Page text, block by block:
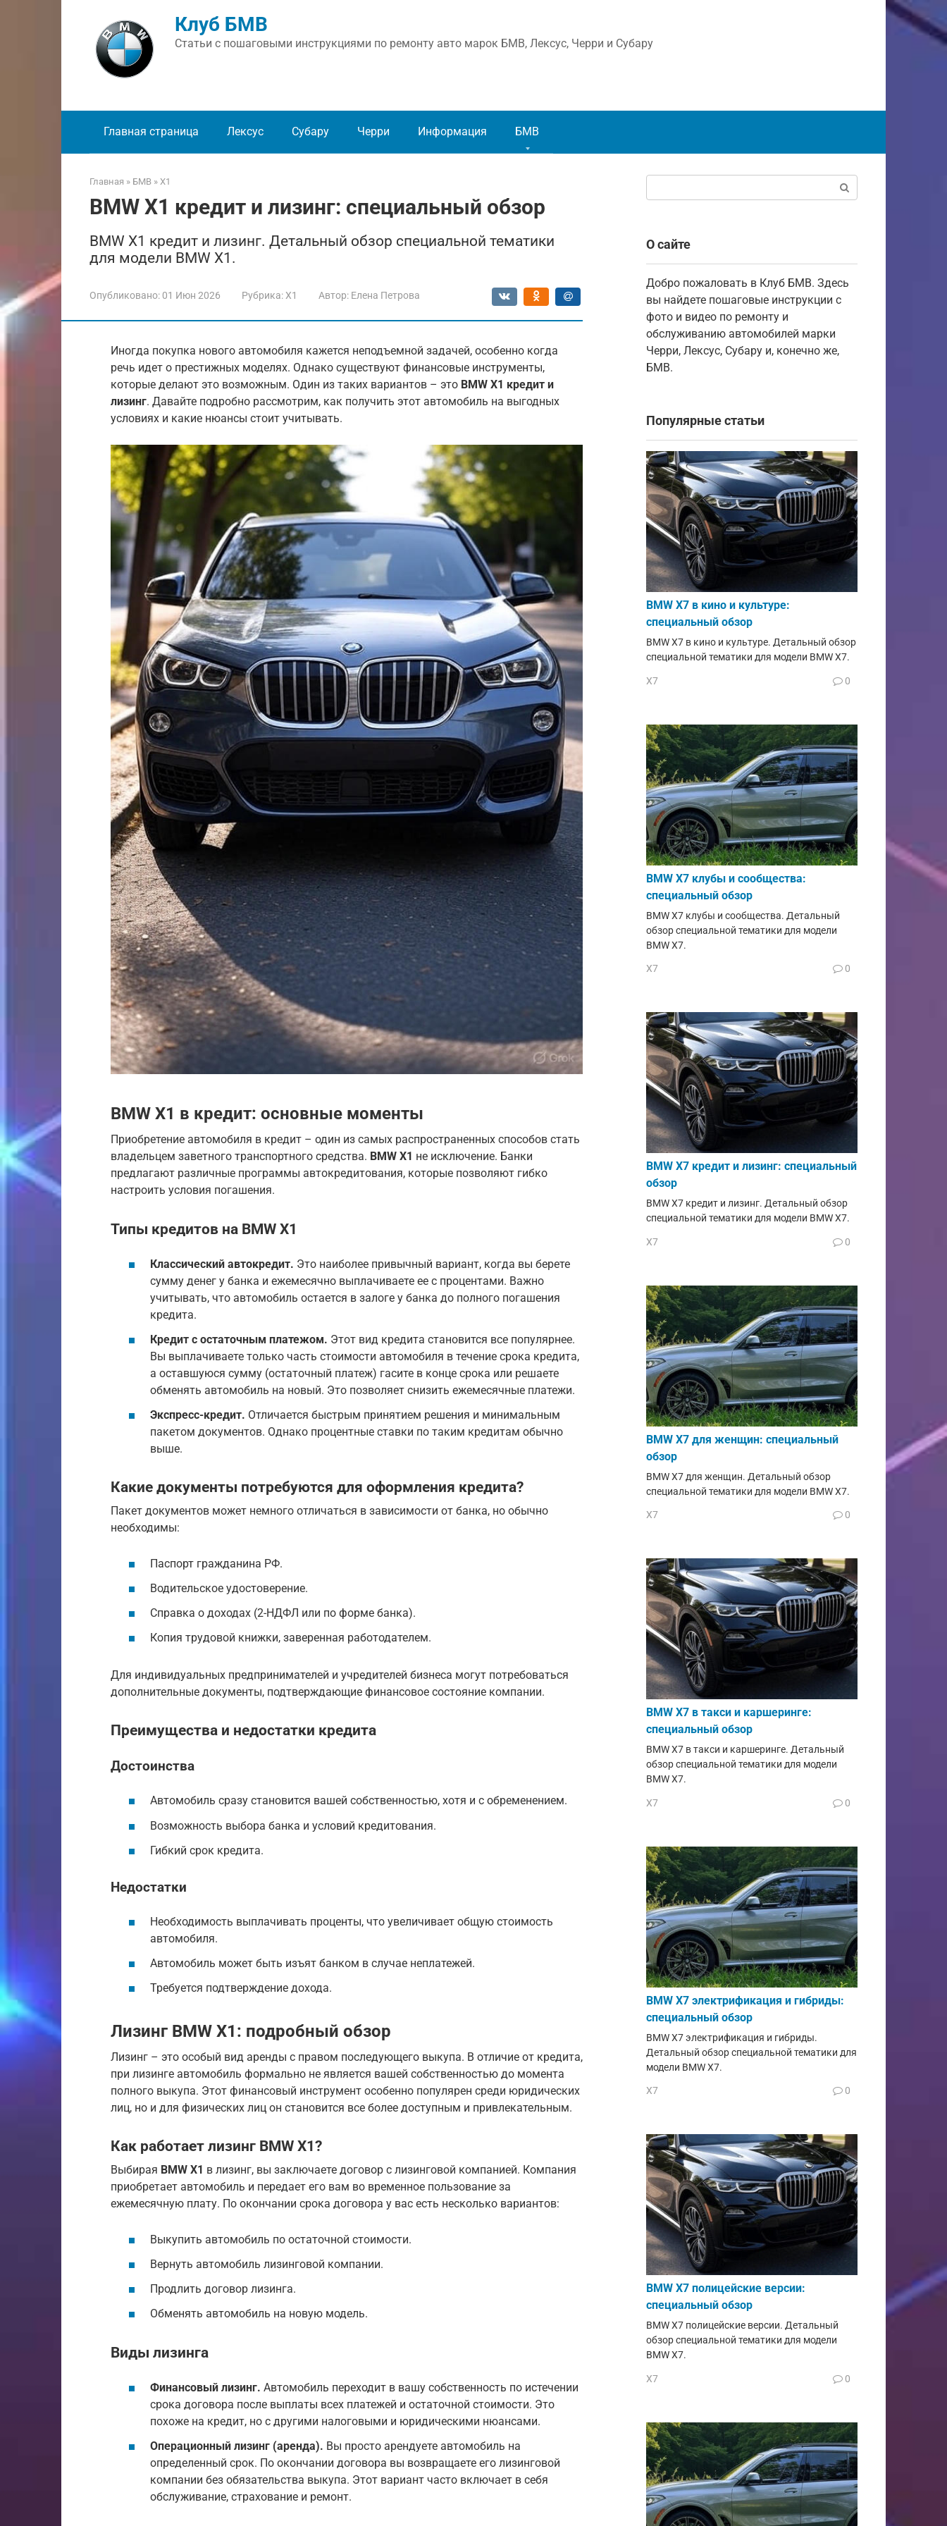
Клуб БМВ
Статьи с пошаговыми инструкциями по ремонту авто марок БМВ, Лексус, Черри и Субару
Главная страница Лексус Субару Черри Информация БМВ
Главная » БМВ » X1
BMW X1 кредит и лизинг: специальный обзор
BMW X1 кредит и лизинг. Детальный обзор специальной тематики
для модели BMW X1.
Опубликовано: 01 Июн 2026 Рубрика: X1 Автор: Елена Петрова
Иногда покупка нового автомобиля кажется неподъемной задачей, особенно когда
речь идет о престижных моделях. Однако существуют финансовые инструменты,
которые делают это возможным. Один из таких вариантов – это BMW X1 кредит и
лизинг. Давайте подробно рассмотрим, как получить этот автомобиль на выгодных
условиях и какие нюансы стоит учитывать.
BMW X1 в кредит: основные моменты
Приобретение автомобиля в кредит – один из самых распространенных способов стать
владельцем заветного транспортного средства. BMW X1 не исключение. Банки
предлагают различные программы автокредитования, которые позволяют гибко
настроить условия погашения.
Типы кредитов на BMW X1
Классический автокредит. Это наиболее привычный вариант, когда вы берете
сумму денег у банка и ежемесячно выплачиваете ее с процентами. Важно
учитывать, что автомобиль остается в залоге у банка до полного погашения
кредита.
Кредит с остаточным платежом. Этот вид кредита становится все популярнее.
Вы выплачиваете только часть стоимости автомобиля в течение срока кредита,
а оставшуюся сумму (остаточный платеж) гасите в конце срока или решаете
обменять автомобиль на новый. Это позволяет снизить ежемесячные платежи.
Экспресс-кредит. Отличается быстрым принятием решения и минимальным
пакетом документов. Однако процентные ставки по таким кредитам обычно
выше.
Какие документы потребуются для оформления кредита?
Пакет документов может немного отличаться в зависимости от банка, но обычно
необходимы:
Паспорт гражданина РФ.
Водительское удостоверение.
Справка о доходах (2-НДФЛ или по форме банка).
Копия трудовой книжки, заверенная работодателем.
Для индивидуальных предпринимателей и учредителей бизнеса могут потребоваться
дополнительные документы, подтверждающие финансовое состояние компании.
Преимущества и недостатки кредита
Достоинства
Автомобиль сразу становится вашей собственностью, хотя и с обременением.
Возможность выбора банка и условий кредитования.
Гибкий срок кредита.
Недостатки
Необходимость выплачивать проценты, что увеличивает общую стоимость
автомобиля.
Автомобиль может быть изъят банком в случае неплатежей.
Требуется подтверждение дохода.
Лизинг BMW X1: подробный обзор
Лизинг – это особый вид аренды с правом последующего выкупа. В отличие от кредита,
при лизинге автомобиль формально не является вашей собственностью до момента
полного выкупа. Этот финансовый инструмент особенно популярен среди юридических
лиц, но и для физических лиц он становится все более доступным и привлекательным.
Как работает лизинг BMW X1?
Выбирая BMW X1 в лизинг, вы заключаете договор с лизинговой компанией. Компания
приобретает автомобиль и передает его вам во временное пользование за
ежемесячную плату. По окончании срока договора у вас есть несколько вариантов:
Выкупить автомобиль по остаточной стоимости.
Вернуть автомобиль лизинговой компании.
Продлить договор лизинга.
Обменять автомобиль на новую модель.
Виды лизинга
Финансовый лизинг. Автомобиль переходит в вашу собственность по истечении
срока договора после выплаты всех платежей и остаточной стоимости. Это
похоже на кредит, но с другими налоговыми и юридическими нюансами.
Операционный лизинг (аренда). Вы просто арендуете автомобиль на
определенный срок. По окончании договора вы возвращаете его лизинговой
компании без обязательства выкупа. Этот вариант часто включает в себя
обслуживание, страхование и ремонт.
О сайте
Добро пожаловать в Клуб БМВ. Здесь
вы найдете пошаговые инструкции с
фото и видео по ремонту и
обслуживанию автомобилей марки
Черри, Лексус, Субару и, конечно же,
БМВ.
Популярные статьи
BMW X7 в кино и культуре:
специальный обзор
BMW X7 в кино и культуре. Детальный обзор
специальной тематики для модели BMW X7.
X7 0
BMW X7 клубы и сообщества:
специальный обзор
BMW X7 клубы и сообщества. Детальный
обзор специальной тематики для модели
BMW X7.
X7 0
BMW X7 кредит и лизинг: специальный
обзор
BMW X7 кредит и лизинг. Детальный обзор
специальной тематики для модели BMW X7.
X7 0
BMW X7 для женщин: специальный
обзор
BMW X7 для женщин. Детальный обзор
специальной тематики для модели BMW X7.
X7 0
BMW X7 в такси и каршеринге:
специальный обзор
BMW X7 в такси и каршеринге. Детальный
обзор специальной тематики для модели
BMW X7.
X7 0
BMW X7 электрификация и гибриды:
специальный обзор
BMW X7 электрификация и гибриды.
Детальный обзор специальной тематики для
модели BMW X7.
X7 0
BMW X7 полицейские версии:
специальный обзор
BMW X7 полицейские версии. Детальный
обзор специальной тематики для модели
BMW X7.
X7 0